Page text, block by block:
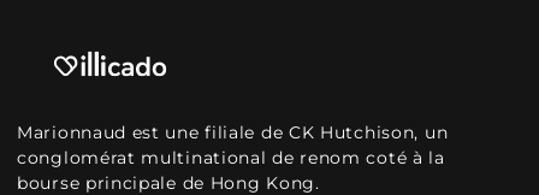
Marionnaud est une filiale de CK Hutchison, un
conglomérat multinational de renom coté à la
bourse principale de Hong Kong.